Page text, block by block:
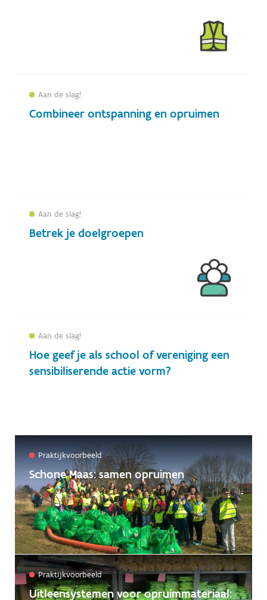
Combineer ontspanning en opruimen
Aan de slag!
Betrek je doelgroepen
Aan de slag!
Hoe geef je als school of vereniging een
sensibiliserende actie vorm?
Aan de slag!
Schone Maas: samen opruimen
Praktijkvoorbeeld
Uitleensystemen voor opruimmateriaal:
Praktijkvoorbeeld
Filters
Selecteer één of meerdere opties om de